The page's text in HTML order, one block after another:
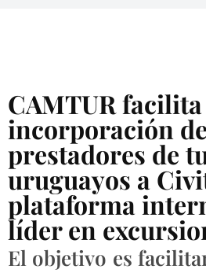
CAMTUR
incorporación de
prestadores de
uruguayos a
plataforma
líder en
El objetivo es